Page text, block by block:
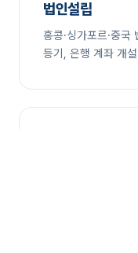
법인설립
홍콩·싱가포르·중국
등기, 은행 계좌 개